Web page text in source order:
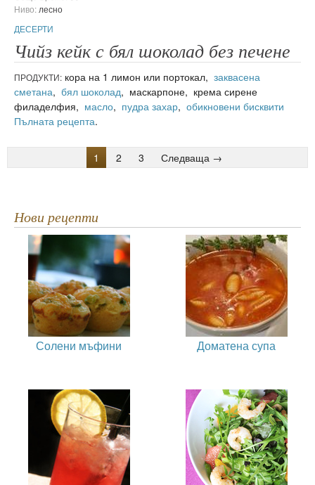
Ниво: лесно
ДЕСЕРТИ
Чийз кейк с бял шоколад без печене
ПРОДУКТИ: кора на 1 лимон или портокал, заквасена
сметана, бял шоколад, маскарпоне, крема сирене
филаделфия, масло, пудра захар, обикновени бисквити
Пълната рецепта.
1 2 3 Следваща →
Нови рецепти
Солени мъфини Доматена супа